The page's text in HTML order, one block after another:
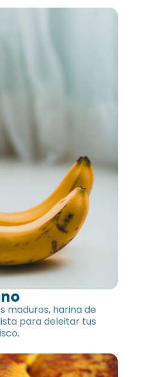
maduros, harina de
para deleitar tus